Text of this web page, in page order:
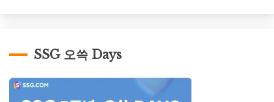
SSG 오쓱 Days